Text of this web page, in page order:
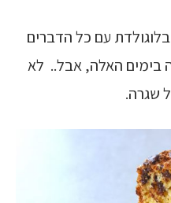
עם כל הדברים
בימים האלה, אבל.. לא
שגרה.